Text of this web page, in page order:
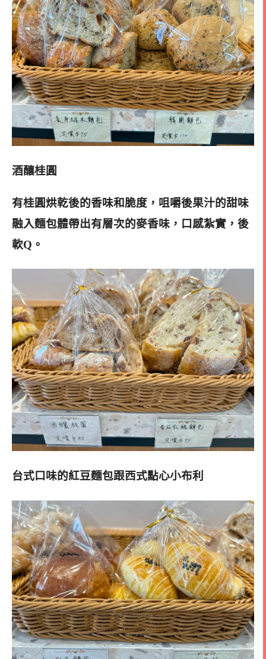
酒釀桂圓
有桂圓烘乾後的香味和脆度，咀嚼後果汁的甜味
融入麵包體帶出有層次的麥香味，口感紮實，後
軟Q。
台式口味的紅豆麵包跟西式點心小布利